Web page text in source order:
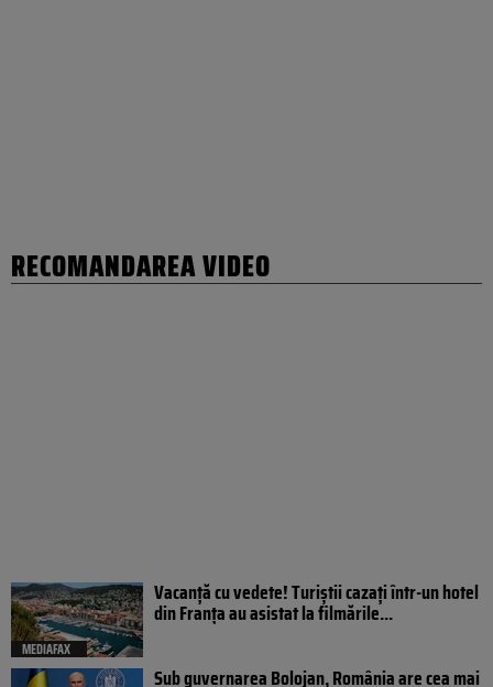
RECOMANDAREA VIDEO
MEDIAFAX
Vacanță cu vedete! Turiștii cazați într-un hotel
din Franța au asistat la filmările...
Sub guvernarea Bolojan, România are cea mai